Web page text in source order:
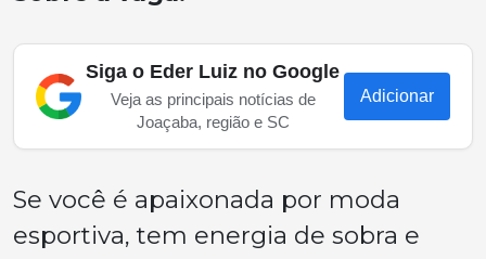
Siga o Eder Luiz no Google
Veja as principais notícias de
Joaçaba, região e SC
Adicionar
Se você é apaixonada por moda
esportiva, tem energia de sobra e